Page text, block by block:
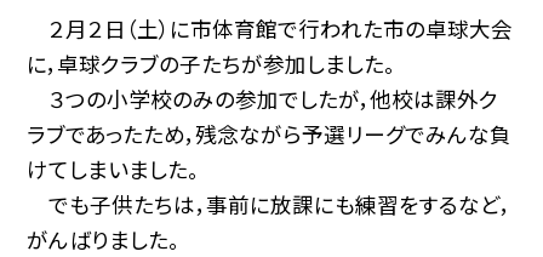
２月２日（土）に市体育館で行われた市の卓球大会
に，卓球クラブの子たちが参加しました。
３つの小学校のみの参加でしたが，他校は課外ク
ラブであったため，残念ながら予選リーグでみんな負
けてしまいました。
でも子供たちは，事前に放課にも練習をするなど，
がんばりました。